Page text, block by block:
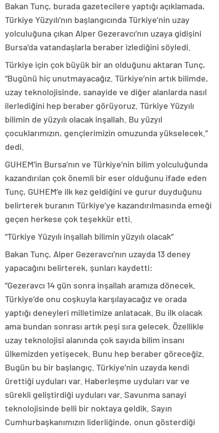
Bakan Tunç, burada gazetecilere yaptığı açıklamada,
Türkiye Yüzyılı’nın başlangıcında Türkiye’nin uzay
yolculuğuna çıkan Alper Gezeravcı’nın uzaya gidişini
Bursa’da vatandaşlarla beraber izlediğini söyledi.
Türkiye için çok büyük bir an olduğunu aktaran Tunç,
“Bugünü hiç unutmayacağız. Türkiye’nin artık bilimde,
uzay teknolojisinde, sanayide ve diğer alanlarda nasıl
ilerlediğini hep beraber görüyoruz. Türkiye Yüzyılı
bilimin de yüzyılı olacak inşallah. Bu yüzyıl
çocuklarımızın, gençlerimizin omuzunda yükselecek.”
dedi.
GUHEM’in Bursa’nın ve Türkiye’nin bilim yolculuğunda
kazandırılan çok önemli bir eser olduğunu ifade eden
Tunç, GUHEM’e ilk kez geldiğini ve gurur duyduğunu
belirterek buranın Türkiye’ye kazandırılmasında emeği
geçen herkese çok teşekkür etti.
“Türkiye Yüzyılı inşallah bilimin yüzyılı olacak”
Bakan Tunç, Alper Gezeravcı’nın uzayda 13 deney
yapacağını belirterek, şunları kaydetti:
“Gezeravcı 14 gün sonra inşallah aramıza dönecek.
Türkiye’de onu coşkuyla karşılayacağız ve orada
yaptığı deneyleri milletimize anlatacak. Bu ilk olacak
ama bundan sonrası artık peşi sıra gelecek. Özellikle
uzay teknolojisi alanında çok sayıda bilim insanı
ülkemizden yetişecek. Bunu hep beraber göreceğiz.
Bugün bu bir başlangıç. Türkiye’nin uzayda kendi
ürettiği uyduları var. Haberleşme uyduları var ve
sürekli geliştirdiği uyduları var. Savunma sanayi
teknolojisinde belli bir noktaya geldik. Sayın
Cumhurbaşkanımızın liderliğinde, onun gösterdiği